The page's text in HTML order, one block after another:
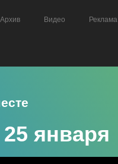
Архив Видео Реклама
января